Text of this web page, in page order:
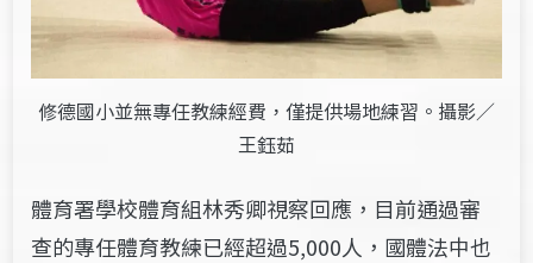
修德國小並無專任教練經費，僅提供場地練習。攝影／
王鈺茹
體育署學校體育組林秀卿視察回應，目前通過審
查的專任體育教練已經超過5,000人，國體法中也